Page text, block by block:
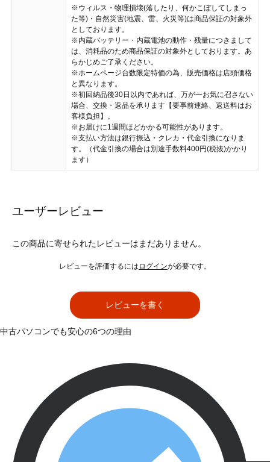
※ウィルス・物理損壊(落したり、何かこぼしてしまっ
た等)・自然災害(地震、雷、火災等)は商品保証の対象外
としております。
※内蔵バッテリー・内蔵電池の動作・残量につきまして
は、消耗品のため商品保証の対象外としております。あ
らかじめご了承ください。
※ホームページ台数限定特価の為、販売価格は店頭価格
と異なります。
※初回納品後30日以内であれば、万が一お気に召さない
場合、交換・返品を承ります【要事前連絡、返送料はお
客様負担】。
※お届けに1週間ほどかかる可能性があります。
※支払い方法は銀行振込・クレカ・代金引換になりま
す。（代金引換の場合は別途手数料400円(税抜)かかり
ます）
ユーザーレビュー
この商品に寄せられたレビューはまだありません。
レビューを評価するには ログインが必要です。
レビューを書く
中古パソコンでも安心の6つの理由